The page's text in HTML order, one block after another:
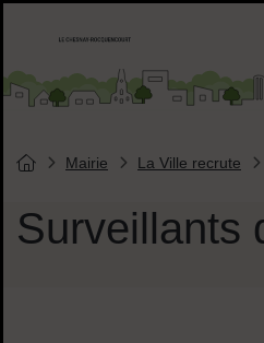
Liens réseaux sociaux
Surveillants
Vous êtes ici :
Page d'accueil du site
Mairie La Ville recrute